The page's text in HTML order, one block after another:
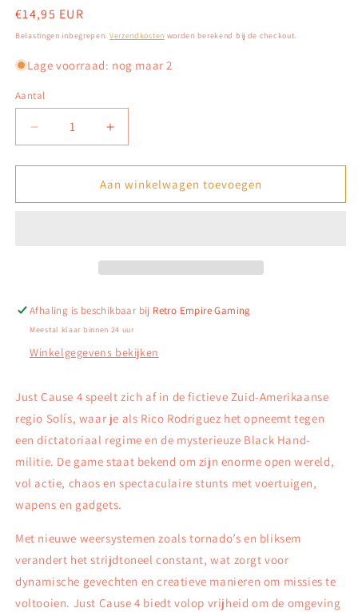
Normale
prijs
€14,95 EUR
Belastingen inbegrepen. Verzendkosten worden berekend bij de checkout.
Lage voorraad: nog maar 2
Aantal
Aantal
verlagen
voor
Cause
PlayStation
4
Aantal
verhogen
voor
Just
Cause
PlayStation
4
Aan winkelwagen toevoegen
Afhaling is beschikbaar bij Retro Empire Gaming
Meestal klaar binnen 24 uur
Winkelgegevens bekijken
Just Cause 4 speelt zich af in de fictieve Zuid-Amerikaanse
regio Solís, waar je als Rico Rodriguez het opneemt tegen
een dictatoriaal regime en de mysterieuze Black Hand-
militie. De game staat bekend om zijn enorme open wereld,
vol actie, chaos en spectaculaire stunts met voertuigen,
wapens en gadgets.
Met nieuwe weersystemen zoals tornado’s en bliksem
verandert het strijdtoneel constant, wat zorgt voor
dynamische gevechten en creatieve manieren om missies te
voltooien. Just Cause 4 biedt volop vrijheid om de omgeving